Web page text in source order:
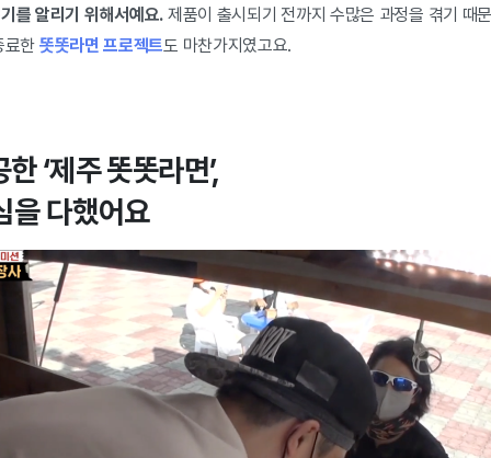
를 알리기 위해서예요. 제품이 출시되기 전까지 수많은 과정을 겪기 때
료한 똣똣라면 프로젝트도 마찬가지였고요.
‘제주 똣똣라면’,
을 다했어요